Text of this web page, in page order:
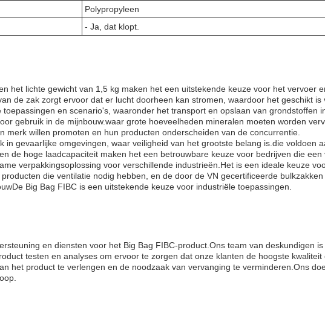
Polypropyleen
- Ja, dat klopt.
het lichte gewicht van 1,5 kg maken het een uitstekende keuze voor het vervoer
de zak zorgt ervoor dat er lucht doorheen kan stromen, waardoor het geschikt
en scenario's, waaronder het transport en opslaan van
gebruik in de mijnbouw.waar grote hoeveelheden mineralen moeten worden
merk willen promoten en hun producten onderscheiden van de concurrentie.
in gevaarlijke omgevingen, waar veiligheid van het grootste belang is.die
de hoge laadcapaciteit maken het een betrouwbare keuze voor bedrijven die
verpakkingsoplossing voor verschillende industrieën.Het is een ideale keuze
die ventilatie nodig hebben, en de door de VN gecertificeerde
Big Bag FIBC is een uitstekende keuze voor industriële toepassingen.
en diensten voor het Big Bag FIBC-product.Ons team van deskundigen
testen en analyses om ervoor te zorgen dat onze klanten de hoogste
het product te verlengen en de noodzaak van vervanging te verminderen.Ons